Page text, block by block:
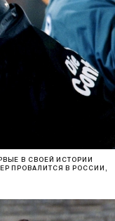
В СВОЕЙ ИСТОРИИ
ПРОВАЛИТСЯ В РОССИИ,